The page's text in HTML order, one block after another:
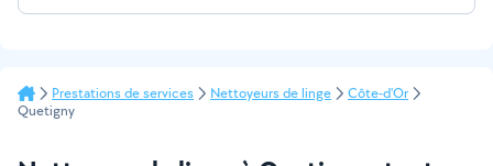
Prestations de services Nettoyeurs de linge
Côte-d'Or
Quetigny